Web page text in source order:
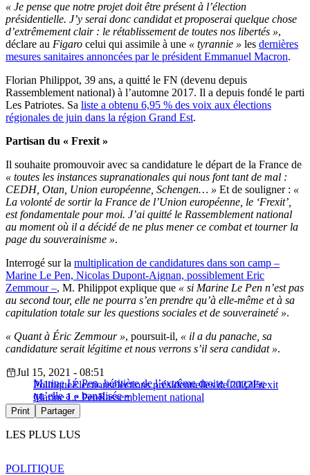
« Je pense que notre projet doit être présent à l’élection
présidentielle. J’y serai donc candidat et proposerai quelque chose
d’extrêmement clair : le rétablissement de toutes nos libertés »,
déclare au Figaro celui qui assimile à une « tyrannie » les dernières
mesures sanitaires annoncées par le président Emmanuel Macron.
Florian Philippot, 39 ans, a quitté le FN (devenu depuis
Rassemblement national) à l’automne 2017. Il a depuis fondé le parti
Les Patriotes. Sa liste a obtenu 6,95 % des voix aux élections
régionales de juin dans la région Grand Est.
Partisan du « Frexit »
Il souhaite promouvoir avec sa candidature le départ de la France de
« toutes les instances supranationales qui nous font tant de mal :
CEDH, Otan, Union européenne, Schengen… » Et de souligner : «
La volonté de sortir la France de l’Union européenne, le ‘Frexit’,
est fondamentale pour moi. J’ai quitté le Rassemblement national
au moment où il a décidé de ne plus mener ce combat et tourner la
page du souverainisme ».
Interrogé sur la multiplication de candidatures dans son camp –
Marine Le Pen, Nicolas Dupont-Aignan, possiblement Eric
Zemmour –, M. Philippot explique que « si Marine Le Pen n’est pas
au second tour, elle ne pourra s’en prendre qu’à elle-même et à sa
capitulation totale sur les questions sociales et de souveraineté ».
« Quant à Éric Zemmour », poursuit-il, « il a du panache, sa
candidature serait légitime et nous verrons s’il sera candidat ».
Marine Le Pen, héritière de l’extrême droite française
qu’elle a « banalisée »
Jul 15, 2021 - 08:51
PolitiqueÉlectionsélections présidentielles de 2022Frexit
Marine Le PenRassemblement national
Print Partager
LES PLUS LUS
POLITIQUE